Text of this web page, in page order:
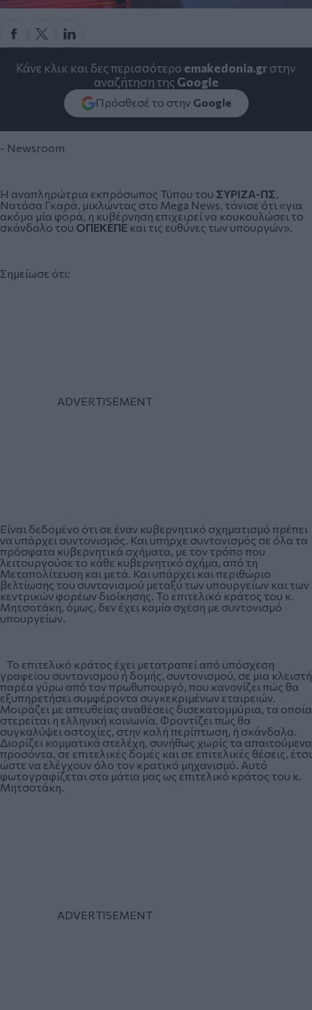
Κάνε κλικ και δες περισσότερο emakedonia.grστην
αναζήτηση της Google
Πρόσθεσέ το στην Google
- Newsroom
Η αναπληρώτρια εκπρόσωπος Τύπου του ΣΥΡΙΖΑ-ΠΣ,
Νατάσα Γκαρά, μικλώντας στο Mega News, τόνισε ότι «για
ακόμα μία φορά, η κυβέρνηση επιχειρεί να κουκουλώσει το
σκάνδαλο του ΟΠΕΚΕΠΕ και τις ευθύνες των υπουργών».
Σημείωσε ότι:
Είναι δεδομένο ότι σε έναν κυβερνητικό σχηματισμό πρέπει
να υπάρχει συντονισμός. Και υπήρχε συντονισμός σε όλα τα
πρόσφατα κυβερνητικά σχήματα, με τον τρόπο που
λειτουργούσε το κάθε κυβερνητικό σχήμα, από τη
Μεταπολίτευση και μετά. Και υπάρχει και περιθώριο
βελτίωσης του συντονισμού μεταξύ των υπουργείων και των
κεντρικών φορέων διοίκησης. Το επιτελικό κράτος του κ.
Μητσοτάκη, όμως, δεν έχει καμία σχέση με συντονισμό
υπουργείων.
Το επιτελικό κράτος έχει μετατραπεί από υπόσχεση
γραφείου συντονισμού ή δομής, συντονισμού, σε μια κλειστή
παρέα γύρω από τον πρωθυπουργό, που κανονίζει πώς θα
εξυπηρετήσει συμφέροντα συγκεκριμένων εταιρειών.
Μοιράζει με απευθείας αναθέσεις δισεκατομμύρια, τα οποία
στερείται η ελληνική κοινωνία. Φροντίζει πώς θα
συγκαλύψει αστοχίες, στην καλή περίπτωση, ή σκάνδαλα.
Διορίζει κομματικά στελέχη, συνήθως χωρίς τα απαιτούμενα
προσόντα, σε επιτελικές δομές και σε επιτελικές θέσεις, έτσι
ώστε να ελέγχουν όλο τον κρατικό μηχανισμό. Αυτό
φωτογραφίζεται στα μάτια μας ως επιτελικό κράτος του κ.
Μητσοτάκη.